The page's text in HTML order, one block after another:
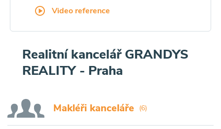
Video reference
Realitní kancelář GRANDYS
REALITY - Praha
Makléři kanceláře (6)